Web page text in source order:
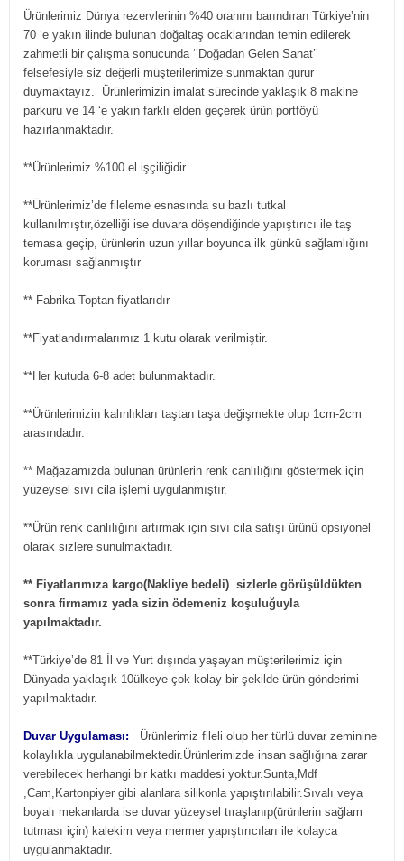
Ürünlerimiz Dünya rezervlerinin %40 oranını barındıran Türkiye’nin
70 ‘e yakın ilinde bulunan doğaltaş ocaklarından temin edilerek
zahmetli bir çalışma sonucunda ‘’Doğadan Gelen Sanat’’
felsefesiyle siz değerli müşterilerimize sunmaktan gurur
duymaktayız. Ürünlerimizin imalat sürecinde yaklaşık 8 makine
parkuru ve 14 ‘e yakın farklı elden geçerek ürün portföyü
hazırlanmaktadır.
**Ürünlerimiz %100 el işçiliğidir.
**Ürünlerimiz’de fileleme esnasında su bazlı tutkal
kullanılmıştır,özelliği ise duvara döşendiğinde yapıştırıcı ile taş
temasa geçip, ürünlerin uzun yıllar boyunca ilk günkü sağlamlığını
koruması sağlanmıştır
** Fabrika Toptan fiyatlarıdır
**Fiyatlandırmalarımız 1 kutu olarak verilmiştir.
**Her kutuda 6-8 adet bulunmaktadır.
**Ürünlerimizin kalınlıkları taştan taşa değişmekte olup 1cm-2cm
arasındadır.
** Mağazamızda bulunan ürünlerin renk canlılığını göstermek için
yüzeysel sıvı cila işlemi uygulanmıştır.
**Ürün renk canlılığını artırmak için sıvı cila satışı ürünü opsiyonel
olarak sizlere sunulmaktadır.
** Fiyatlarımıza kargo(Nakliye bedeli) sizlerle görüşüldükten
sonra firmamız yada sizin ödemeniz koşuluğuyla
yapılmaktadır.
**Türkiye’de 81 İl ve Yurt dışında yaşayan müşterilerimiz için
Dünyada yaklaşık 10ülkeye çok kolay bir şekilde ürün gönderimi
yapılmaktadır.
Duvar Uygulaması:
Ürünlerimiz fileli olup her türlü duvar zeminine
kolaylıkla uygulanabilmektedir.Ürünlerimizde insan sağlığına zarar
verebilecek herhangi bir katkı maddesi yoktur.Sunta,Mdf
,Cam,Kartonpiyer gibi alanlara silikonla yapıştırılabilir.Sıvalı veya
boyalı mekanlarda ise duvar yüzeysel tıraşlanıp(ürünlerin sağlam
tutması için) kalekim veya mermer yapıştırıcıları ile kolayca
uygulanmaktadır.